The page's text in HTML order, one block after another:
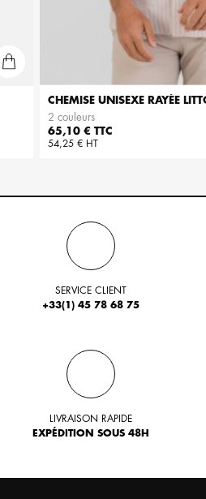
CHEMISE UNISEXE RAYÉE
2 couleurs
Prix
65,10 € TTC
54,25 € HT
SERVICE CLIENT
+33(1) 45 78 68 75
LIVRAISON RAPIDE
EXPÉDITION SOUS 48H